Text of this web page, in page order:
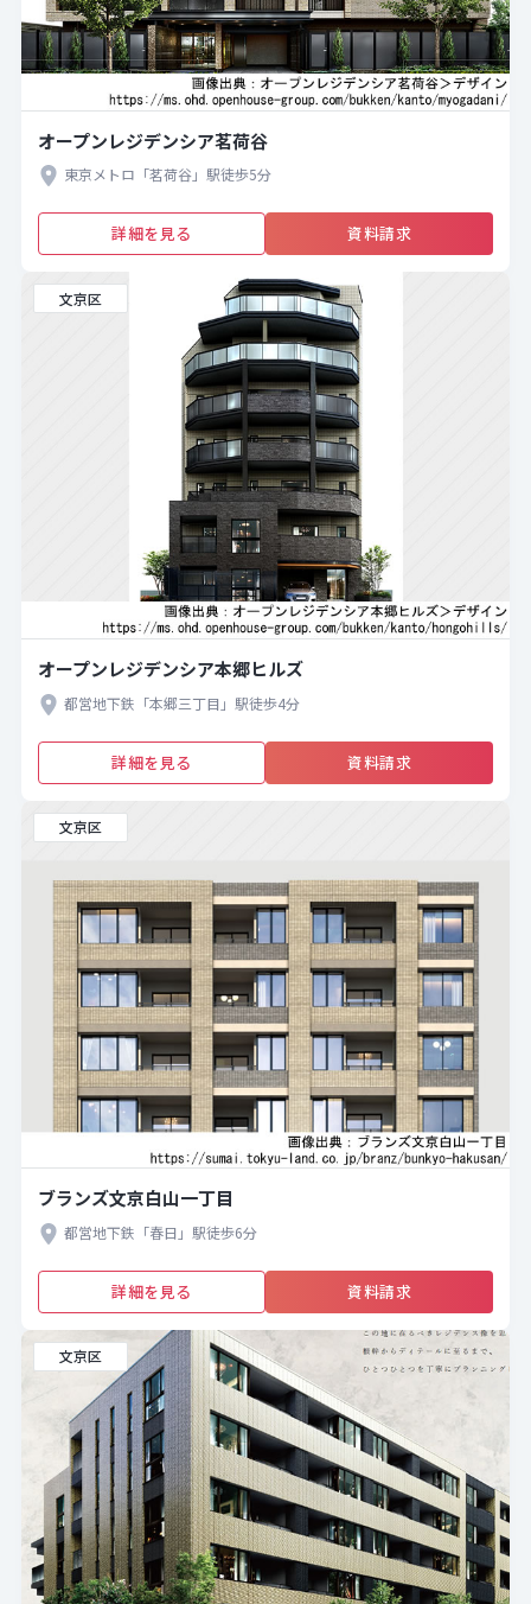
オープンレジデンシア茗荷谷
東京メトロ「茗荷谷」駅徒歩5分
詳細を見る 資料請求
文京区
オープンレジデンシア本郷ヒルズ
都営地下鉄「本郷三丁目」駅徒歩4分
詳細を見る 資料請求
文京区
ブランズ文京白山一丁目
都営地下鉄「春日」駅徒歩6分
詳細を見る 資料請求
文京区